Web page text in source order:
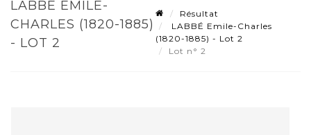
LABBÉ EMILE-
CHARLES (1820-1885)
- LOT 2
Résultat
LABBÉ Emile-Charles
(1820-1885) - Lot 2
Lot n° 2